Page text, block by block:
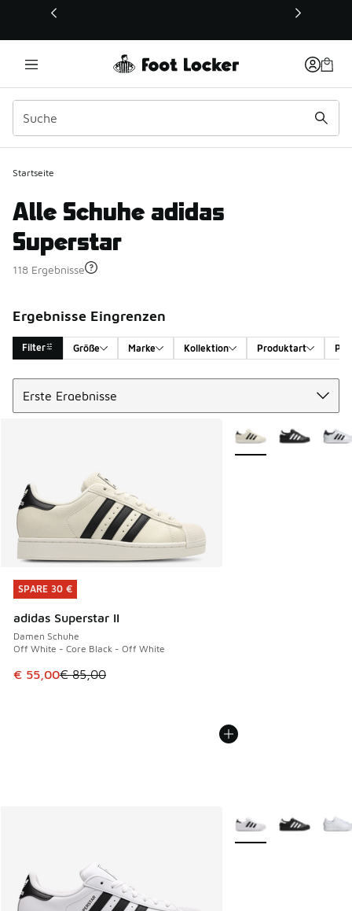
Dieser Link öffnet sich in einem neuen Fenster
Startseite
Alle Schuhe adidas
Superstar
118 Ergebnisse
Ergebnisse Eingrenzen
Filter Größe Marke Kollektion Produktart
Search Results
SPARE 30 €
adidas Superstar II
Damen Schuhe
Off White - Core Black - Off White
Dieser Artikel ist im Sale. Der Preis ist von € 85,00 auf €
€ 55,00€ 85,00
SPARE 30 €
Weitere Farben
Weitere Farben